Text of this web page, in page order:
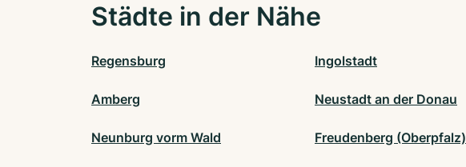
Städte in der Nähe
Regensburg Ingolstadt
Amberg Neustadt an der Donau
Neunburg vorm Wald Freudenberg (Oberpfalz)